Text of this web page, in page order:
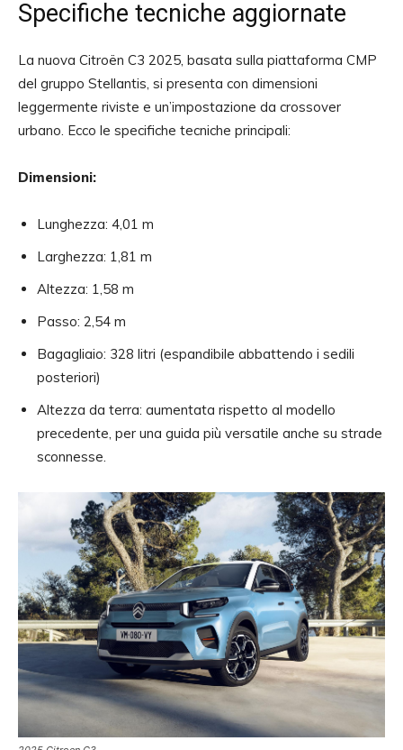
Specifiche tecniche aggiornate
La nuova Citroën C3 2025, basata sulla piattaforma CMP
del gruppo Stellantis, si presenta con dimensioni
leggermente riviste e un’impostazione da crossover
urbano. Ecco le specifiche tecniche principali:
Dimensioni:
Lunghezza: 4,01 m
Larghezza: 1,81 m
Altezza: 1,58 m
Passo: 2,54 m
Bagagliaio: 328 litri (espandibile abbattendo i sedili
posteriori)
Altezza da terra: aumentata rispetto al modello
precedente, per una guida più versatile anche su strade
sconnesse.